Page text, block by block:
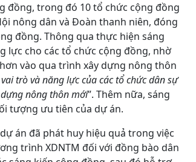
đồng, trong đó 10 tổ chức cộng đồng
nông dân và Đoàn thanh niên, đóng
đồng. Thông qua thực hiện sáng
lực cho các tổ chức cộng đồng, nhờ
vào qua trình xây dựng nông thôn
trò và năng lực của các tổ chức dân sự
nông thôn mới”. Thêm nữa, sáng
tượng ưu tiên của dự án.
án đã phát huy hiệu quả trong việc
trình XDNTM đối với đồng bào dân